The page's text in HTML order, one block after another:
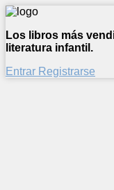
Los libros más
literatura infantil.
Entrar Registrarse